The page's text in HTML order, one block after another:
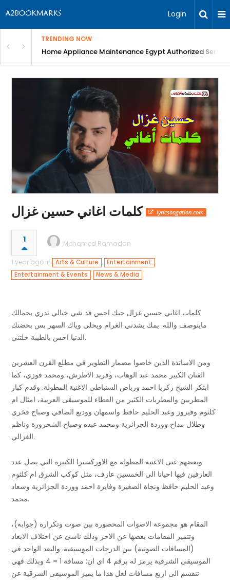
Login
TRENDING NOW
CT Scan, blood tests, Digital X-Ray, Best Dental ...
Home Appliance Maintenance Egypt Authorized
كلمات اغاني حسين غزال lyricsongation.com
1 Mohamed Ramadan
1 year ago in Arts & Culture , Entertainment ,
Entertainment & Events , News & Media
كلمات اغاني حسين غزال حبك احس فد شي خيالي تدري بجمالك
ماينوصف والله. يمك يشدني الغرام ويحلى وياك السهر بس بحضنك
الدنيا احس بالطيبة خلتني.
ومن الاساتذة الذين خاضوا مضمار التطوير في مطلع القرن العشرين
الفنان الكبير محمد عبد الوهاب، وفريد الاطرش، ومحمد فوزي، كما
ابتكر الشيخ زكريا احمد ورياض السنباطي الاغنية المطولة. وقدم كبار
المطربين والمطربات الكثير من العطاء للموسيقى العربية، امثال ام
كلثوم وفيروز وعبد الحليم حافظ واسمهان ووديع الصافي وصباح فخري
وطلال مداح ووردة الجزائرية ومحمد عبده وصباح الشحرورة وناظم
الغزالي.
وبعضهم غنى الاغنية المطولة مع الاوركسترا الكبيرة التي يصل عدد
العازفين فيها احيانا الى الخمسين عازف، مثل كوكب الشرق ام كلثوم
وعبد الحليم حافظ ونجاة الصغيرة وفايزة احمد ووردة الجزائرية وسعاد
محمد.
المقام هو مجموعة الاصوات المحصورة بين صوت وتكراره (جوابه)،
وتتميز المقامات بعضها عن الاخر وذلك ناشئ عن اختلاف الابعاد
(المسافات الصوتية) بين الدرجات الموسيقية. والبعد الواحد في
الموسيقى الشرقية يرمز له برقم 4 اي ان: مسافة 1 = 4 وبذلك فهي
تنقسم الى اربع مسافات لعل هذا ما يميز الموسيقى الشرقية عن